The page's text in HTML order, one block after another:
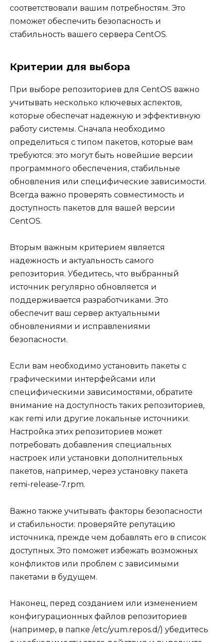
соответствовали вашим потребностям. Это
поможет обеспечить безопасность и
стабильность вашего сервера CentOS.
Критерии для выбора
При выборе репозиториев для CentOS важно
учитывать несколько ключевых аспектов,
которые обеспечат надежную и эффективную
работу системы. Сначала необходимо
определиться с типом пакетов, которые вам
требуются: это могут быть новейшие версии
программного обеспечения, стабильные
обновления или специфические зависимости.
Всегда важно проверять совместимость и
доступность пакетов для вашей версии
CentOS.
Вторым важным критерием является
надежность и актуальность самого
репозитория. Убедитесь, что выбранный
источник регулярно обновляется и
поддерживается разработчиками. Это
обеспечит ваш сервер актуальными
обновлениями и исправлениями
безопасности.
Если вам необходимо установить пакеты с
графическими интерфейсами или
специфическими зависимостями, обратите
внимание на доступность таких репозиториев,
как remi или другие локальные источники.
Настройка этих репозиториев может
потребовать добавления специальных
настроек или установки дополнительных
пакетов, например, через установку пакета
remi-release-7.rpm.
Важно также учитывать факторы безопасности
и стабильности: проверяйте репутацию
источника, прежде чем добавлять его в список
доступных. Это поможет избежать возможных
конфликтов или проблем с зависимыми
пакетами в будущем.
Наконец, перед созданием или изменением
конфигурационных файлов репозиториев
(например, в папке /etc/yum.repos.d/) убедитесь